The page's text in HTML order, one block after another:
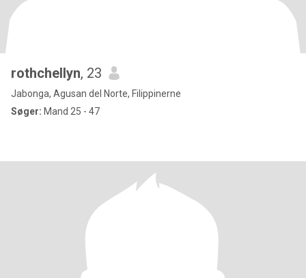
rothchellyn, 23
Jabonga, Agusan del Norte, Filippinerne
Søger: Mand 25 - 47